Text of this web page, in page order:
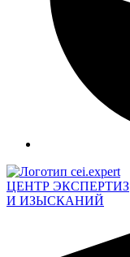
ЦЕНТР ЭКСПЕРТИЗ
И ИЗЫСКАНИЙ